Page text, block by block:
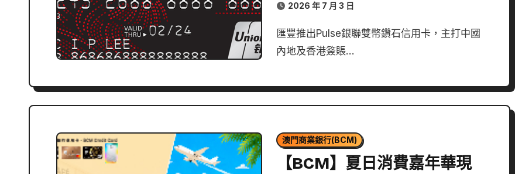
2026 年 7 月 3 日
匯豐推出Pulse銀聯雙幣鑽石信用卡，主打中國
內地及香港簽賬…
澳門商業銀行(BCM)
【BCM】夏日消費嘉年華現